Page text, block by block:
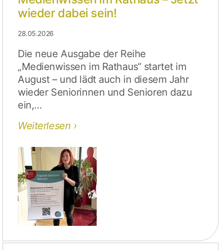
wieder dabei sein!
28.05.2026
Die neue Ausgabe der Reihe
„Medienwissen im Rathaus“ startet im
August – und lädt auch in diesem Jahr
wieder Seniorinnen und Senioren dazu
ein,…
Weiterlesen